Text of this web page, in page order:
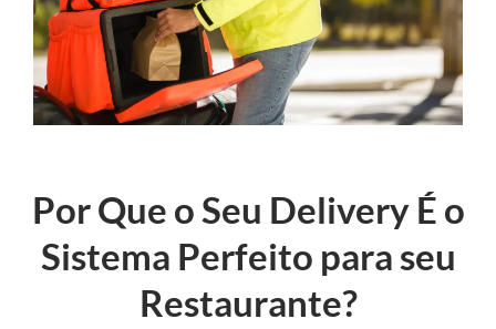
Por Que o Seu Delivery É o
Sistema Perfeito para seu
Restaurante?